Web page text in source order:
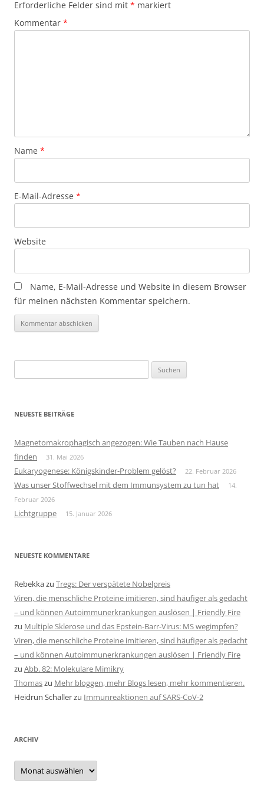
Erforderliche Felder sind mit * markiert
Kommentar *
Name *
E-Mail-Adresse *
Website
Name, E-Mail-Adresse und Website in diesem Browser
für meinen nächsten Kommentar speichern.
nach:
NEUESTE BEITRÄGE
Magnetomakrophagisch angezogen: Wie Tauben nach Hause
finden
31. Mai 2026
Eukaryogenese: Königskinder-Problem gelöst? 22. Februar 2026
Was unser Stoffwechsel mit dem Immunsystem zu tun hat
14.
Februar 2026
Lichtgruppe 15. Januar 2026
NEUESTE KOMMENTARE
Rebekkazu Tregs: Der verspätete Nobelpreis
Viren, die menschliche Proteine imitieren, sind häufiger als gedacht
– und können Autoimmunerkrankungen auslösen | Friendly Fire
zu Multiple Sklerose und das Epstein-Barr-Virus: MS wegimpfen?
Viren, die menschliche Proteine imitieren, sind häufiger als gedacht
– und können Autoimmunerkrankungen auslösen | Friendly Fire
zu Abb. 82: Molekulare Mimikry
Thomaszu Mehr bloggen, mehr Blogs lesen, mehr kommentieren.
Heidrun Schallerzu Immunreaktionen auf SARS-CoV-2
ARCHIV
Archiv